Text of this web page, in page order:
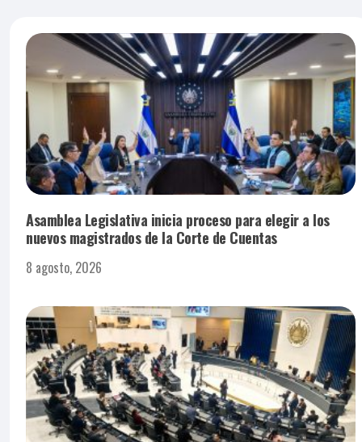
Asamblea Legislativa inicia proceso para elegir a los
nuevos magistrados de la Corte de Cuentas
8 agosto, 2026